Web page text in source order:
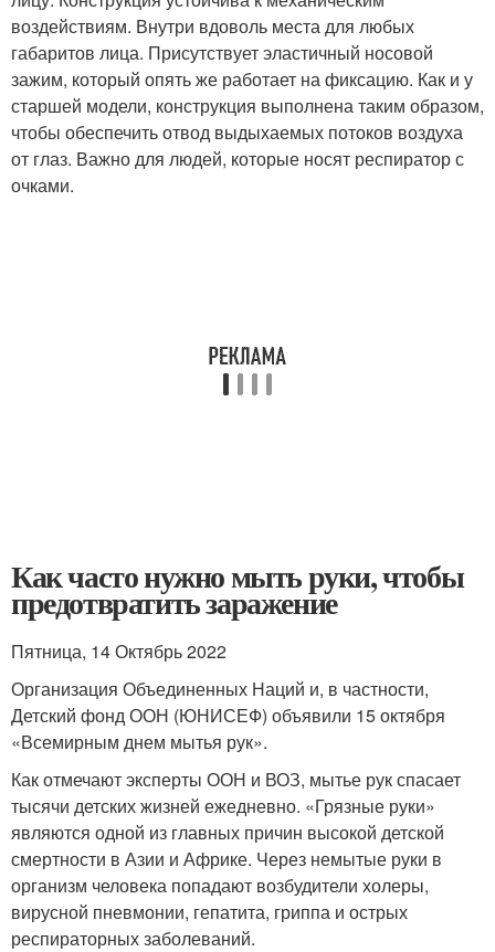
воздействиям. Внутри вдоволь места для любых
габаритов лица. Присутствует эластичный носовой
зажим, который опять же работает на фиксацию. Как и у
старшей модели, конструкция выполнена таким образом,
чтобы обеспечить отвод выдыхаемых потоков воздуха
от глаз. Важно для людей, которые носят респиратор с
очками.
Как часто нужно мыть руки, чтобы
предотвратить заражение
Пятница, 14 Октябрь 2022
Организация Объединенных Наций и, в частности,
Детский фонд ООН (ЮНИСЕФ) объявили 15 октября
«Всемирным днем мытья рук».
Как отмечают эксперты ООН и ВОЗ, мытье рук спасает
тысячи детских жизней ежедневно. «Грязные руки»
являются одной из главных причин высокой детской
смертности в Азии и Африке. Через немытые руки в
организм человека попадают возбудители холеры,
вирусной пневмонии, гепатита, гриппа и острых
респираторных заболеваний.